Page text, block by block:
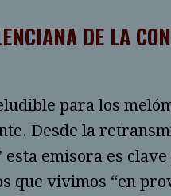
DE LA
para los
Desde la
emisora es
que vivimos “en